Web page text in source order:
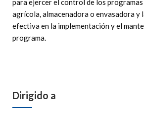
para ejercer el control de los programas
agrícola, almacenadora o envasadora y
efectiva en la implementación y el
programa.
Dirigido a